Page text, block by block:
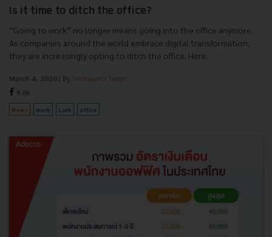
Is it time to ditch the office?
“Going to work” no longer means going into the office anymore.
As companies around the world embrace digital transformation,
they are increasingly opting to ditch the office. Here...
March 4, 2020 | By Techsauce Team
9.8k
News work Lark office